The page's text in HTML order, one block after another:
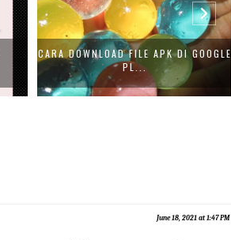
CARA DOWNLOAD FILE APK DI GOOGLE
PL...
June 18, 2021 at 1:47 PM